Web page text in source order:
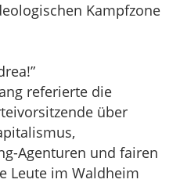
Kampfzone
referierte die
über
Agenturen und fairen
Leute im Waldheim